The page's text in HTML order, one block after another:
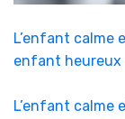
L’enfant calme
enfant heureux
L’enfant calme